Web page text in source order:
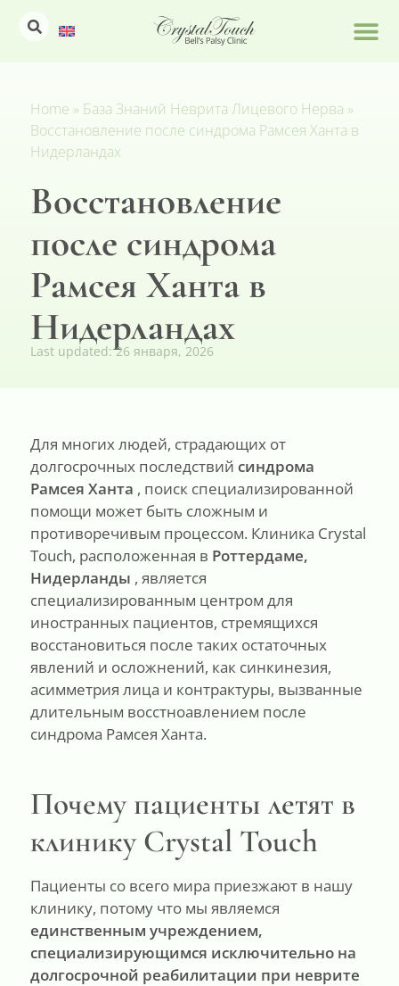
Home » База Знаний Неврита Лицевого Нерва »
Восстановление после синдрома Рамсея Ханта в
Нидерландах
Восстановление
после синдрома
Рамсея Ханта в
Нидерландах
Last updated: 26 января, 2026
Для многих людей, страдающих от
долгосрочных последствий синдрома
Рамсея Ханта , поиск специализированной
помощи может быть сложным и
противоречивым процессом. Клиника Crystal
Touch, расположенная в Роттердаме,
Нидерланды , является
специализированным центром для
иностранных пациентов, стремящихся
восстановиться после таких остаточных
явлений и осложнений, как синкинезия,
асимметрия лица и контрактуры, вызванные
длительным восстноавлением после
синдрома Рамсея Ханта.
Почему пациенты летят в
клинику Crystal Touch
Пациенты со всего мира приезжают в нашу
клинику, потому что мы являемся
единственным учреждением,
специализирующимся исключительно на
долгосрочной реабилитации при неврите